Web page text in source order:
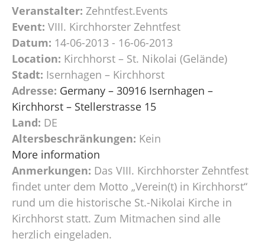
Veranstalter: Zehntfest.Events
Event: VIII. Kirchhorster Zehntfest
Datum: 14-06-2013 - 16-06-2013
Location: Kirchhorst – St. Nikolai (Gelände)
Stadt: Isernhagen – Kirchhorst
Adresse: Germany – 30916 Isernhagen –
Kirchhorst – Stellerstrasse 15
Land: DE
Altersbeschränkungen: Kein
More information
Anmerkungen: Das VIII. Kirchhorster Zehntfest
findet unter dem Motto „Verein(t) in Kirchhorst“
rund um die historische St.-Nikolai Kirche in
Kirchhorst statt. Zum Mitmachen sind alle
herzlich eingeladen.